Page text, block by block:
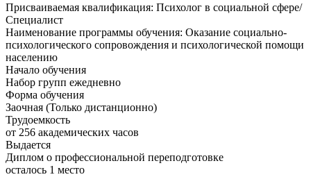
Присваиваемая квалификация: Психолог в социальной сфере/
Специалист
Наименование программы обучения: Оказание социально-
психологического сопровождения и психологической помощи
населению
Начало обучения
Набор групп ежедневно
Форма обучения
Заочная (Только дистанционно)
Трудоемкость
от 256 академических часов
Выдается
Диплом о профессиональной переподготовке
осталось 1 место